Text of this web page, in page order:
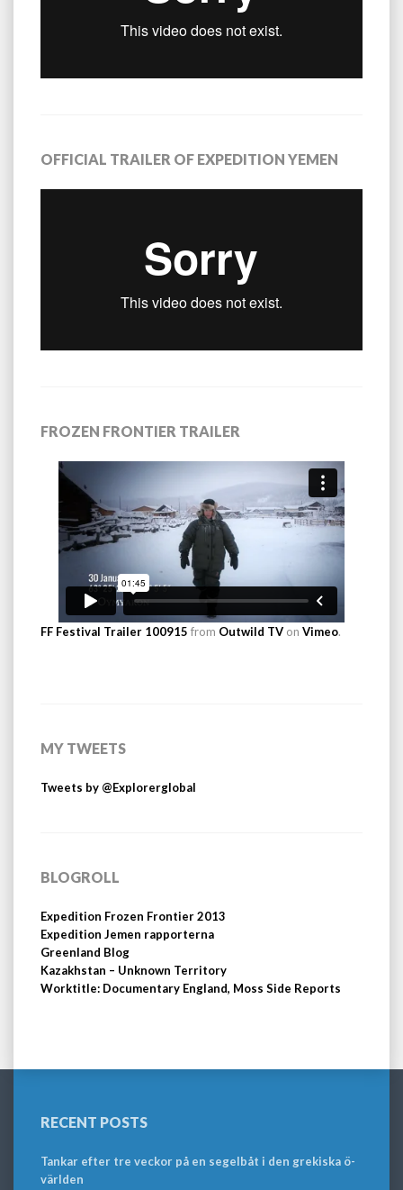
OFFICIAL TRAILER OF EXPEDITION YEMEN
FROZEN FRONTIER TRAILER
FF Festival Trailer 100915 from Outwild TV on Vimeo.
MY TWEETS
Tweets by @Explorerglobal
BLOGROLL
Expedition Frozen Frontier 2013
Expedition Jemen rapporterna
Greenland Blog
Kazakhstan – Unknown Territory
Worktitle: Documentary England, Moss Side Reports
RECENT POSTS
Tankar efter tre veckor på en segelbåt i den grekiska ö-
världen